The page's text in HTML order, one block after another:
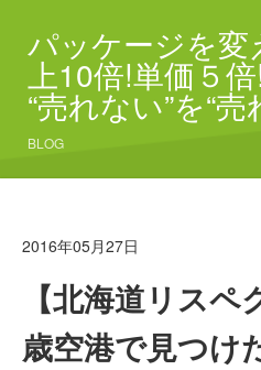
パッケージを
上10倍!単価５倍!
“売れない”を“売
BLOG
2016年05月27日
【北海道リス
歳空港で見つけ